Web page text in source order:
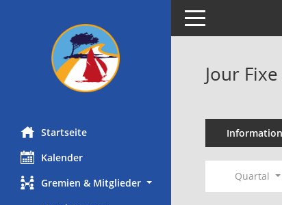
Startseite
Kalender
Gremien & Mitglieder
Toggle navigation
Jour
Quartal